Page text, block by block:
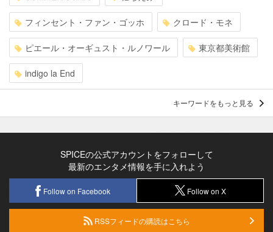
フィンセント・ファン・ゴッホ クロード・モネ
ピエール・オーギュスト・ルノワール 東京都美術館
indigo la End
キーワードをもっと見る
SPICEの公式アカウントをフォローして
最新のエンタメ情報を手に入れよう
Follow on Facebook Follow on X
RSSフィードの購読はこちら